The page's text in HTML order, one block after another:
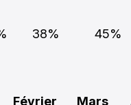
38% 45%
Février Mars